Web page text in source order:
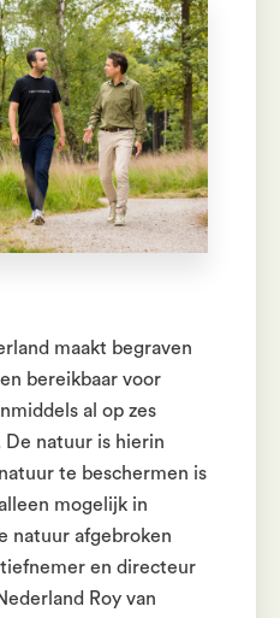
maakt begraven
bereikbaar voor
al op zes
De natuur is hierin
te beschermen is
mogelijk in
natuur afgebroken
en directeur
Roy van